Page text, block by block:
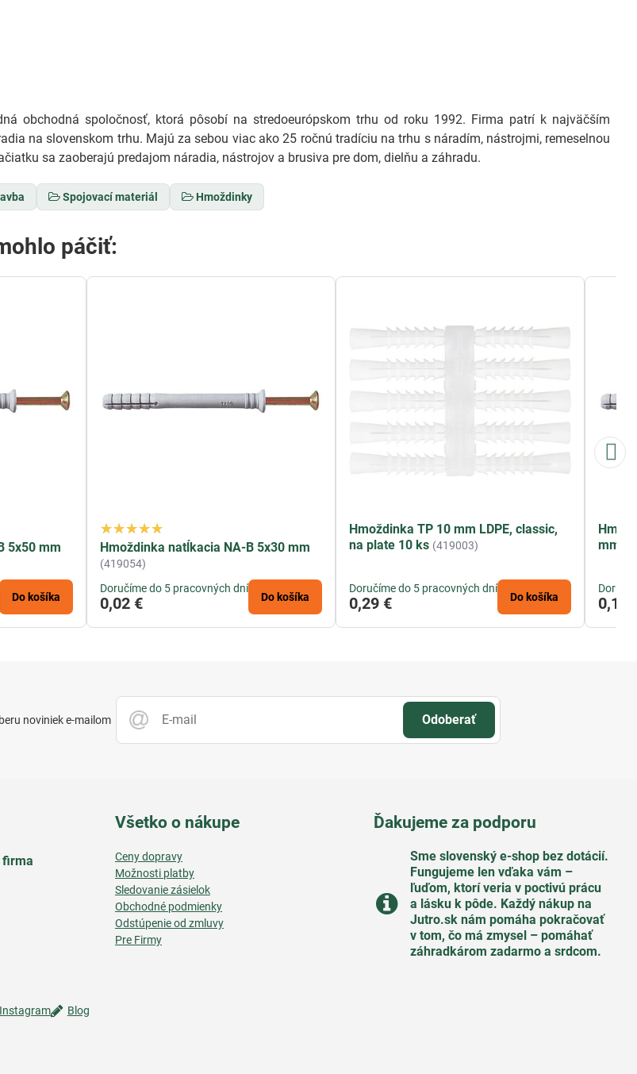
obchodná spoločnosť, ktorá pôsobí na stredoeurópskom trhu od roku 1992. Firma patrí k najväčším
na slovenskom trhu. Majú za sebou viac ako 25 ročnú tradíciu na trhu s náradím, nástrojmi, remeselnou
sa zaoberajú predajom náradia, nástrojov a brusiva pre dom, dielňu a záhradu.
Spojovací materiál Hmoždinky
páčiť:
5x50 mm
Do košíka
Hmoždinka natĺkacia NA-B 5x30 mm
(419054)
Doručíme do 5 pracovných dní
0,02 € Do košíka
Hmoždinka TP 10 mm LDPE, classic,
na plate 10 ks (419003)
Doručíme do 5 pracovných dní
0,29 € Do košíka
mm
0,17
Odoberať
noviniek e-mailom
firma
Instagram Blog
Všetko o nákupe
Ceny dopravy
Možnosti platby
Sledovanie zásielok
Obchodné podmienky
Odstúpenie od zmluvy
Pre Firmy
Ďakujeme za podporu
Sme slovenský e-shop bez dotácií​.
Fungujeme len vďaka vám –
ľuďom, ktorí veria v poctivú prácu
a lásku k pôde​. Každý nákup na
Jutro​.sk nám pomáha pokračovať
v tom, čo má zmysel – pomáhať
záhradkárom zadarmo a srdcom​.